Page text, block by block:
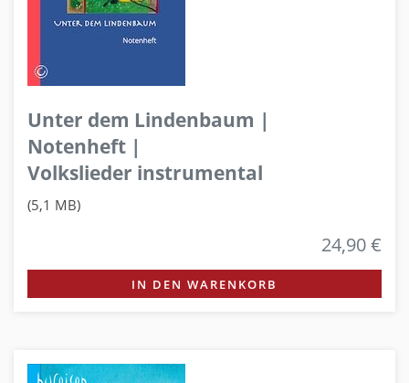
Unter dem Lindenbaum |
Notenheft |
Volkslieder instrumental
(5,1 MB)
24,90 €
IN DEN WARENKORB